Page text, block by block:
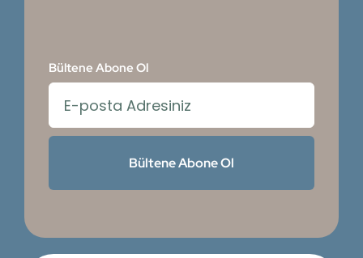
Bültene Abone Ol
Bültene Abone Ol